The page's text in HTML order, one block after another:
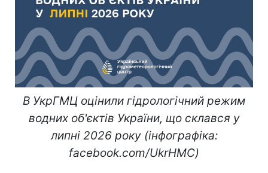
В УкрГМЦ оцінили гідрологічний режим
водних об'єктів України, що склався у
липні 2026 року (інфографіка:
facebook.com/UkrHMC)